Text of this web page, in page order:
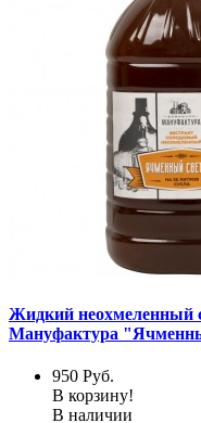
Жидкий неохмеленный
Мануфактура
950 Руб.
В корзину!
В наличии